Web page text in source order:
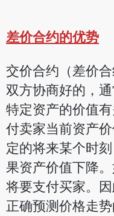
差价合约的优势
交价合约（差价
双方协商好的，
特定资产的价值
付卖家当前资产
定的将来某个时
果资产价值下降
将要支付买家。
正确预测价格走势